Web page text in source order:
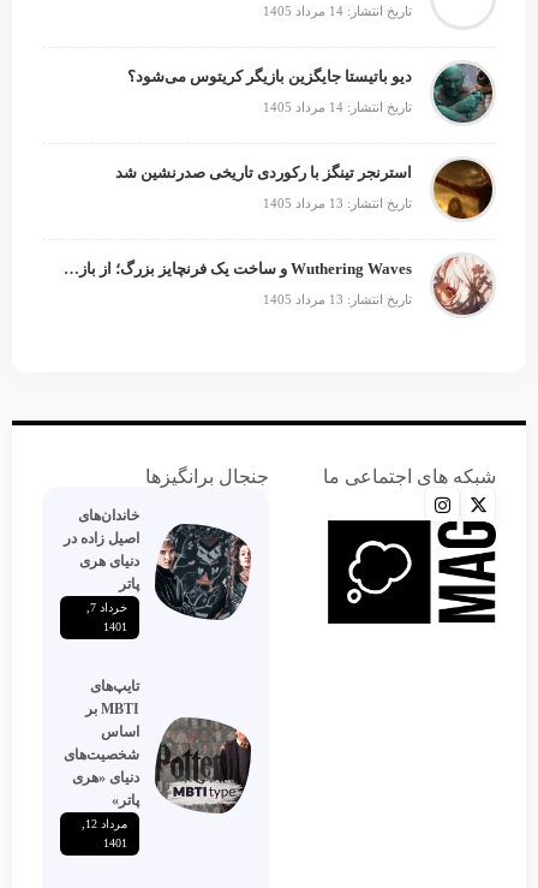
تاریخ انتشار: 14 مرداد 1405
دیو باتیستا جایگزین بازیگر کریتوس می‌شود؟
تاریخ انتشار: 14 مرداد 1405
استرنجر تینگز با رکوردی تاریخی صدرنشین شد
تاریخ انتشار: 13 مرداد 1405
Wuthering Waves و ساخت یک فرنچایز بزرگ؛ از بازی تا انیمه
تاریخ انتشار: 13 مرداد 1405
شبکه های اجتماعی ما جنجال برانگیزها
خاندان‌های
اصیل زاده‌ در
دنیای هری
پاتر
خرداد 7,
1401
تایپ‌های
MBTI بر
اساس
شخصیت‌های
دنیای «هری
پاتر»
مرداد 12,
1401